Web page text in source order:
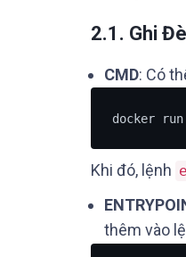
2.1. Ghi
CMD: Có
docker
Khi đó, lệnh
thêm vào